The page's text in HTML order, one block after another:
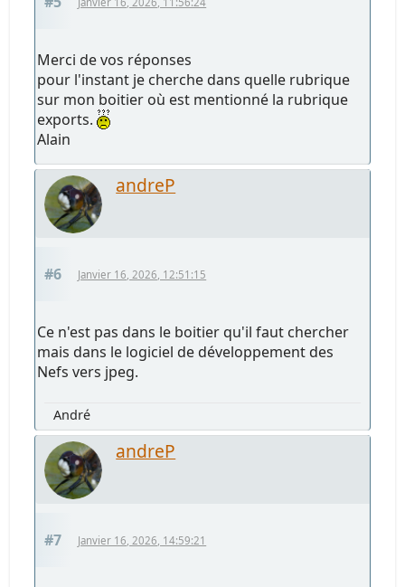
Merci de vos réponses
pour l'instant je cherche dans quelle rubrique
sur mon boitier où est mentionné la rubrique
exports.
Alain
andreP
#6 Janvier 16, 2026, 12:51:15
Ce n'est pas dans le boitier qu'il faut chercher
mais dans le logiciel de développement des
Nefs vers jpeg.
André
andreP
#7 Janvier 16, 2026, 14:59:21